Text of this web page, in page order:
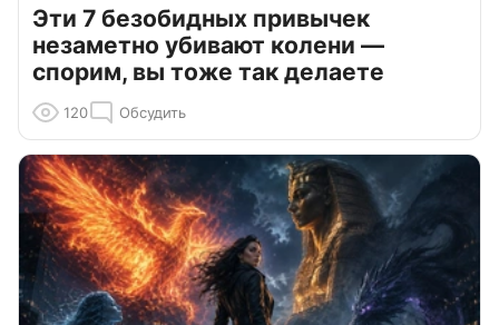
Эти 7 безобидных привычек
незаметно убивают колени —
спорим, вы тоже так делаете
120 Обсудить